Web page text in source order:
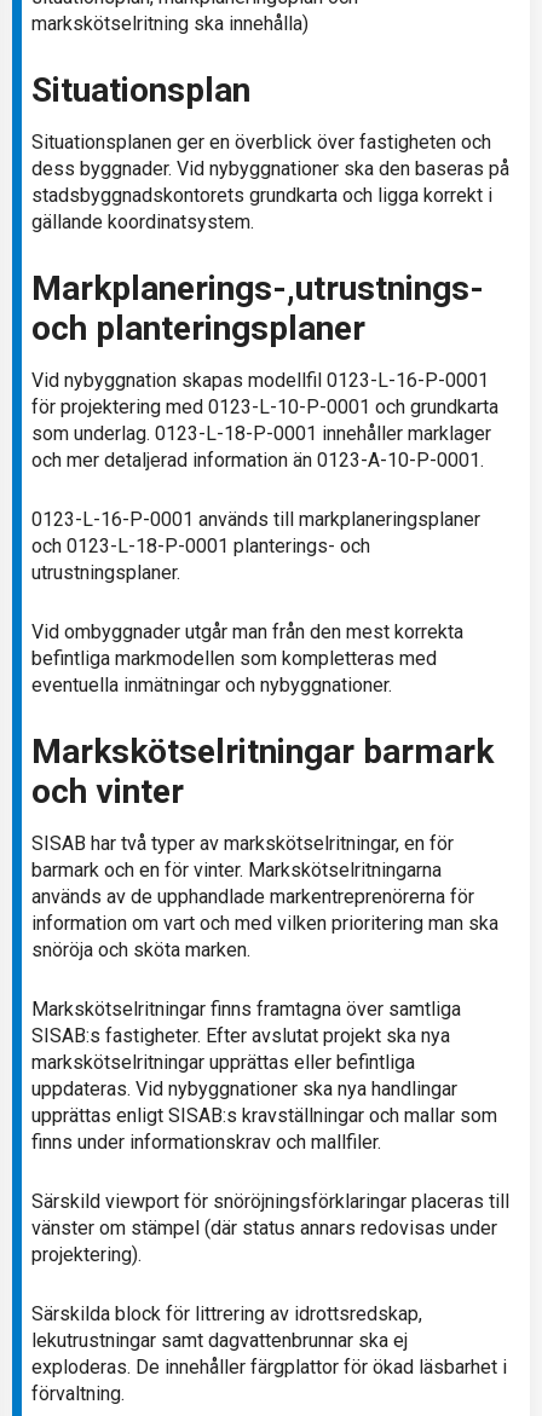
markskötselritning ska innehålla)
Situationsplan
Situationsplanen ger en överblick över fastigheten och
dess byggnader. Vid nybyggnationer ska den baseras på
stadsbyggnadskontorets grundkarta och ligga korrekt i
gällande koordinatsystem.
Markplanerings-,utrustnings-
och planteringsplaner
Vid nybyggnation skapas modellfil 0123-L-16-P-0001
för projektering med 0123-L-10-P-0001 och grundkarta
som underlag. 0123-L-18-P-0001 innehåller marklager
och mer detaljerad information än 0123-A-10-P-0001.
0123-L-16-P-0001 används till markplaneringsplaner
och 0123-L-18-P-0001 planterings- och
utrustningsplaner.
Vid ombyggnader utgår man från den mest korrekta
befintliga markmodellen som kompletteras med
eventuella inmätningar och nybyggnationer.
Markskötselritningar barmark
och vinter
SISAB har två typer av markskötselritningar, en för
barmark och en för vinter. Markskötselritningarna
används av de upphandlade markentreprenörerna för
information om vart och med vilken prioritering man ska
snöröja och sköta marken.
Markskötselritningar finns framtagna över samtliga
SISAB:s fastigheter. Efter avslutat projekt ska nya
markskötselritningar upprättas eller befintliga
uppdateras. Vid nybyggnationer ska nya handlingar
upprättas enligt SISAB:s kravställningar och mallar som
finns under informationskrav och mallfiler.
Särskild viewport för snöröjningsförklaringar placeras till
vänster om stämpel (där status annars redovisas under
projektering).
Särskilda block för littrering av idrottsredskap,
lekutrustningar samt dagvattenbrunnar ska ej
exploderas. De innehåller färgplattor för ökad läsbarhet i
förvaltning.